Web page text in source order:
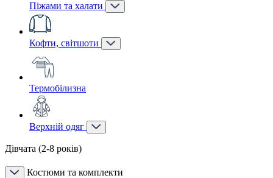
Піжами та халати
Кофти, світшоти
Термобілизна
Верхній одяг
Дівчата (2-8 років)
Костюми та комплекти